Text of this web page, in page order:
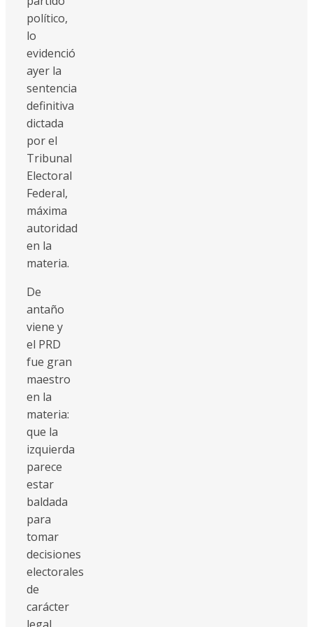
político,
lo
evidenció
ayer la
sentencia
definitiva
dictada
por el
Tribunal
Electoral
Federal,
máxima
autoridad
en la
materia.
De
antaño
viene y
el PRD
fue gran
maestro
en la
materia:
que la
izquierda
parece
estar
baldada
para
tomar
decisiones
electorales
de
carácter